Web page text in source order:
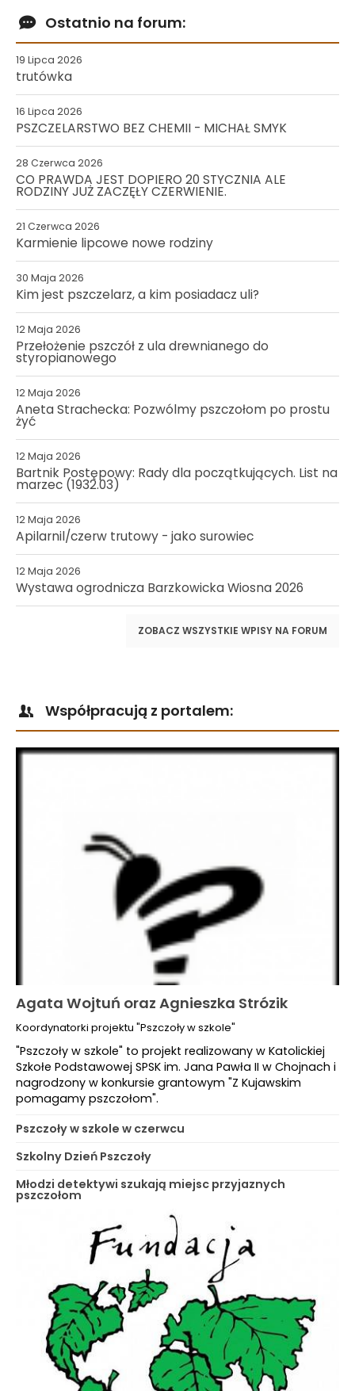
Ostatnio na forum:
19 Lipca 2026
trutówka
16 Lipca 2026
PSZCZELARSTWO BEZ CHEMII - MICHAŁ SMYK
28 Czerwca 2026
CO PRAWDA JEST DOPIERO 20 STYCZNIA ALE
RODZINY JUŻ ZACZĘŁY CZERWIENIE.
21 Czerwca 2026
Karmienie lipcowe nowe rodziny
30 Maja 2026
Kim jest pszczelarz, a kim posiadacz uli?
12 Maja 2026
Przełożenie pszczół z ula drewnianego do
styropianowego
12 Maja 2026
Aneta Strachecka: Pozwólmy pszczołom po prostu
żyć
12 Maja 2026
Bartnik Postępowy: Rady dla początkujących. List na
marzec (1932.03)
12 Maja 2026
Apilarnil/czerw trutowy - jako surowiec
12 Maja 2026
Wystawa ogrodnicza Barzkowicka Wiosna 2026
ZOBACZ WSZYSTKIE WPISY NA FORUM
Współpracują z portalem:
Agata Wojtuń oraz Agnieszka Strózik
Koordynatorki projektu "Pszczoły w szkole"
"Pszczoły w szkole" to projekt realizowany w Katolickiej
Szkołe Podstawowej SPSK im. Jana Pawła II w Chojnach i
nagrodzony w konkursie grantowym "Z Kujawskim
pomagamy pszczołom".
Pszczoły w szkole w czerwcu
Szkolny Dzień Pszczoły
Młodzi detektywi szukają miejsc przyjaznych
pszczołom